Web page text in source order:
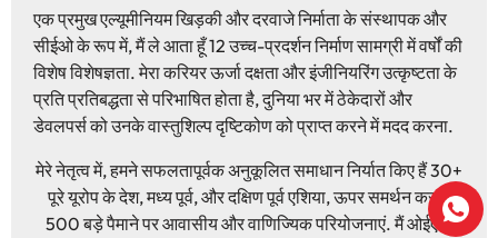
एक प्रमुख एल्यूमीनियम खिड़की और दरवाजे निर्माता के संस्थापक और
सीईओ के रूप में, मैं ले आता हूँ 12 उच्च-प्रदर्शन निर्माण सामग्री में वर्षों की
विशेष विशेषज्ञता. मेरा करियर ऊर्जा दक्षता और इंजीनियरिंग उत्कृष्टता के
प्रति प्रतिबद्धता से परिभाषित होता है, दुनिया भर में ठेकेदारों और
डेवलपर्स को उनके वास्तुशिल्प दृष्टिकोण को प्राप्त करने में मदद करना.
मेरे नेतृत्व में, हमने सफलतापूर्वक अनुकूलित समाधान निर्यात किए हैं 30+
पूरे यूरोप के देश, मध्य पूर्व, और दक्षिण पूर्व एशिया, ऊपर समर्थन करना
500 बड़े पैमाने पर आवासीय और वाणिज्यिक परियोजनाएं. मैं ओईएम/